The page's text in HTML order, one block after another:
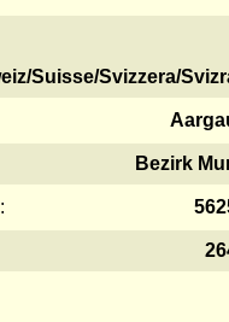
Suisse/Svizzera/
Bezirk